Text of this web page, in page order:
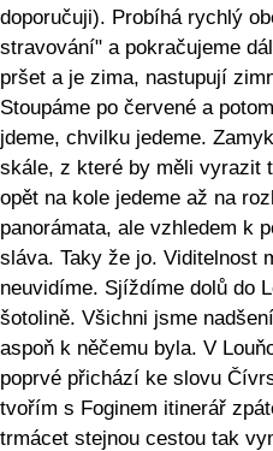
doporučuji). Probíhá rychlý
stravování" a pokračujeme
pršet a je zima, nastupují
Stoupáme po červené a
jdeme, chvilku jedeme.
skále, z které by měli vyrazit
opět na kole jedeme až na
panorámata, ale vzhledem k
sláva. Taky že jo. Viditelnost
neuvidíme. Sjíždíme dolů do
šotolině. Všichni jsme
aspoň k něčemu byla. V
poprvé přichází ke slovu
tvořím s Foginem itinerář
trmácet stejnou cestou tak